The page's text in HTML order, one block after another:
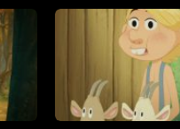
przyjaciółka